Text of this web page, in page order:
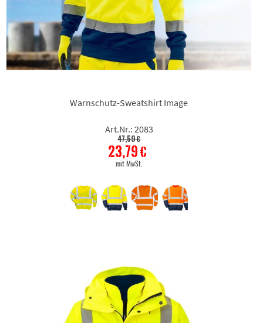
Warnschutz-Sweatshirt Image
Art.Nr.: 2083
47,59 €
23,79 €
mit MwSt.